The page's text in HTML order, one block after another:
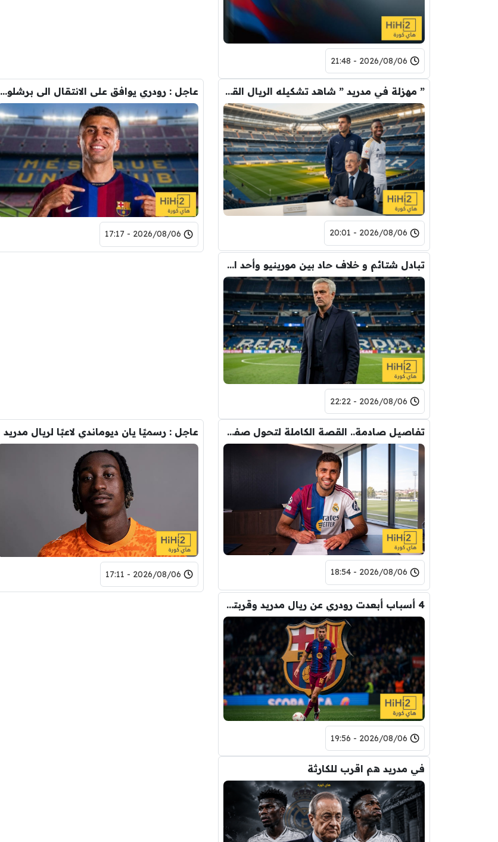
2026/08/06 - 21:48
” مهزلة في مدريد ” شاهد تشكيله الريال القادمه لاكتساح المركز الثاني
2026/08/06 - 20:01
عاجل : رودري يوافق على الانتقال الى برشلونة.. 3 أسباب وراء قراره
2026/08/06 - 17:17
تبادل شتائم و خلاف حاد بين مورينيو وأحد افراد ادارة ريال مدريد بعد انهيار صفقة رودري
2026/08/06 - 22:22
تفاصيل صادمة.. القصة الكاملة لتحول صفقة رودري من ريال مدريد الى برشلونة
2026/08/06 - 18:54
عاجل : رسميًا يان ديوماندي لاعبًا لريال مدريد
2026/08/06 - 17:11
4 أسباب أبعدت رودري عن ريال مدريد وقربته من برشلونة
2026/08/06 - 19:56
في مدريد هم اقرب للكارثة